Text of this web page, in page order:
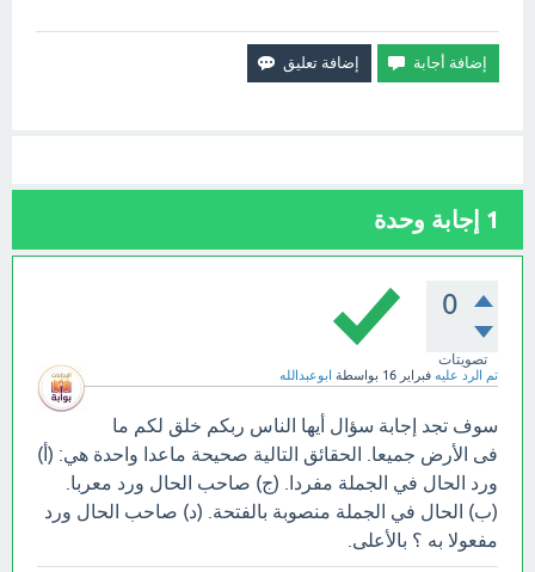
1 إجابة وحدة
0
تصويتات
تم الرد عليه فبراير 16 بواسطة ابوعبدالله
سوف تجد إجابة سؤال أيها الناس ربكم خلق لكم ما
فى الأرض جميعا. الحقائق التالية صحيحة ماعدا واحدة هي: (أ)
ورد الحال في الجملة مفردا. (ج) صاحب الحال ورد معربا.
(ب) الحال في الجملة منصوبة بالفتحة. (د) صاحب الحال ورد
مفعولا به ؟ بالأعلى.